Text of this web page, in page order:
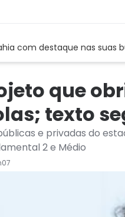
com destaque nas suas
que
texto
e privadas do
2 e Médio